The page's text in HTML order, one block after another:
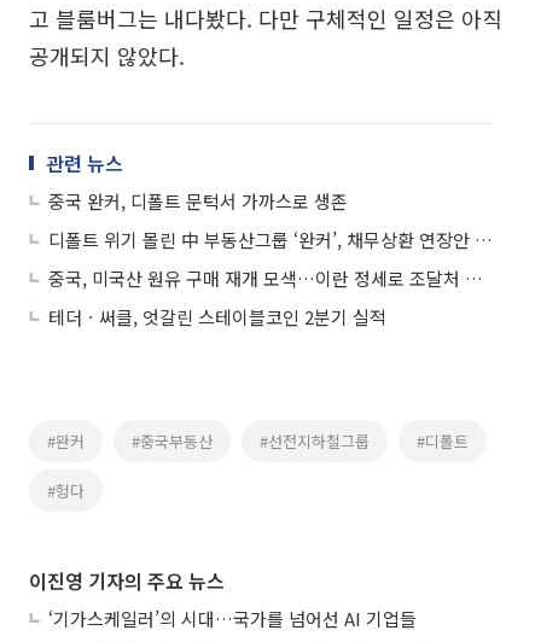
고 블룸버그는 내다봤다. 다만 구체적인 일정은 아직
공개되지 않았다.
관련 뉴스
중국 완커, 디폴트 문턱서 가까스로 생존
디폴트 위기 몰린 中 부동산그룹 ‘완커’, 채무상환 연장안 개선해 18일 재논의
중국, 미국산 원유 구매 재개 모색…이란 정세로 조달처 다각화
테더ㆍ써클, 엇갈린 스테이블코인 2분기 실적
#완커 #중국부동산 #선전지하철그룹 #디폴트
#헝다
이진영 기자의 주요 뉴스
‘기가스케일러’의 시대…국가를 넘어선 AI 기업들